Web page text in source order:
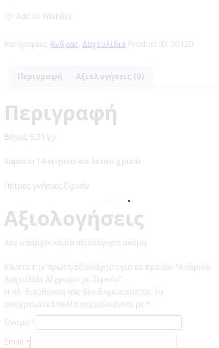
Add to Wishlist
Κατηγορίες:Άνδρας, Δαχτυλίδια Product ID: 20120
Περιγραφή Αξιολογήσεις (0)
Περιγραφή
Βάρος 5,21 γρ
Καράτια 14 κίτρινο και λευκό χρυσό
Πέτρες γνήσιες ζιρκόν
Αξιολογήσεις
Δεν υπάρχει καμία αξιολόγηση ακόμη.
Κάνετε την πρώτη αξιολόγηση για το προϊόν: “Ανδρικό
Δαχτυλίδι Δίχρωμο με Ζιρκόν”
Η ηλ. διεύθυνση σας δεν δημοσιεύεται. Τα
υποχρεωτικά πεδία σημειώνονται με *
Όνομα *
Email *